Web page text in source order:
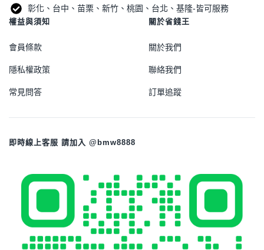
彰化、台中、苗栗、新竹、桃園、台北、基隆-皆可服務
權益與須知
會員條款
隱私權政策
常見問答
關於省錢王
關於我們
聯絡我們
訂單追蹤
即時線上客服 請加入 @bmw8888